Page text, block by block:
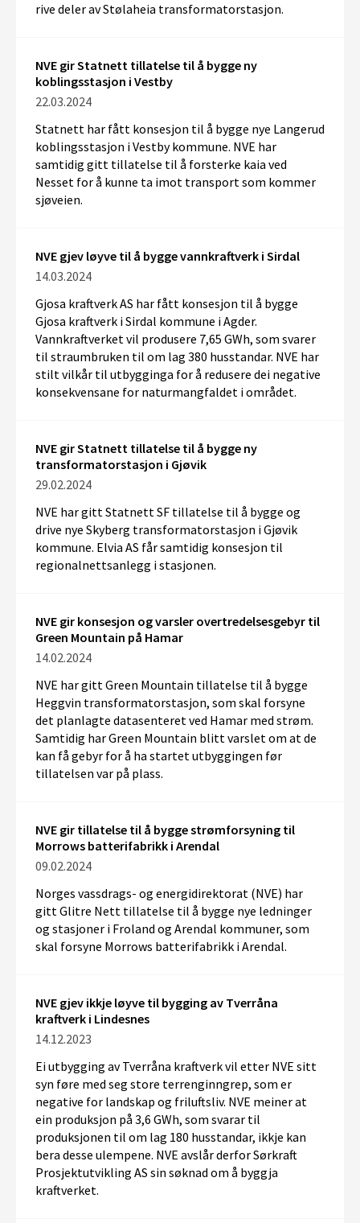
rive deler av Stølaheia transformatorstasjon.
NVE gir Statnett tillatelse til å bygge ny
koblingsstasjon i Vestby
22.03.2024
Statnett har fått konsesjon til å bygge nye Langerud
koblingsstasjon i Vestby kommune. NVE har
samtidig gitt tillatelse til å forsterke kaia ved
Nesset for å kunne ta imot transport som kommer
sjøveien.
NVE gjev løyve til å bygge vannkraftverk i Sirdal
14.03.2024
Gjosa kraftverk AS har fått konsesjon til å bygge
Gjosa kraftverk i Sirdal kommune i Agder.
Vannkraftverketvil produsere 7,65 GWh, som svarer
til straumbruken til om lag 380 husstandar. NVE har
stiltvilkår til utbygginga for å redusere dei negative
konsekvensane for naturmangfaldet i området.
NVE gir Statnett tillatelse til å bygge ny
transformatorstasjon i Gjøvik
29.02.2024
NVE har gitt Statnett SF tillatelse til å bygge og
drive nye Skyberg transformatorstasjon i Gjøvik
kommune. Elvia AS får samtidig konsesjon til
regionalnettsanlegg i stasjonen.
NVE gir konsesjon og varsler overtredelsesgebyr til
Green Mountain på Hamar
14.02.2024
NVE har gitt Green Mountain tillatelse til å bygge
Heggvin transformatorstasjon, som skal forsyne
det planlagte datasenteret ved Hamar med strøm.
Samtidig har Green Mountain blitt varslet om at de
kan få gebyr for å ha startet utbyggingen før
tillatelsen var på plass.
NVE gir tillatelse til å bygge strømforsyning til
Morrows batterifabrikk i Arendal
09.02.2024
Norges vassdrags- og energidirektorat (NVE) har
gitt Glitre Nett tillatelse til å bygge nye ledninger
og stasjoner i Froland og Arendal kommuner, som
skal forsyne Morrows batterifabrikk i Arendal.
NVE gjev ikkje løyve til bygging av Tverråna
kraftverk i Lindesnes
14.12.2023
Ei utbygging av Tverråna kraftverk vil etter NVE sitt
syn føre med seg store terrenginngrep, som er
negative for landskap og friluftsliv. NVE meiner at
ein produksjon på 3,6 GWh, som svarar til
produksjonen til om lag 180 husstandar, ikkje kan
bera desse ulempene. NVE avslår derfor Sørkraft
Prosjektutvikling AS sin søknad om å byggja
kraftverket.